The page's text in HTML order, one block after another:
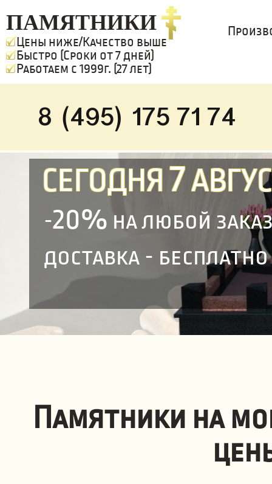
ПАМЯТНИКИ
Цены ниже/Качество выше
Быстро (Сроки от 7 дней)
Работаем с 1999г. (27 лет)
8 (495) 175 71 74
СЕГОДНЯ7
-20% на любой
доставка - бесплатно
Памятники на